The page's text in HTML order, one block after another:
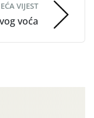
VIJEST
voća